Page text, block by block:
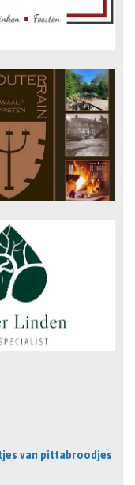
van pittabroodjes